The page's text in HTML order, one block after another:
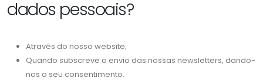
dados pessoais?
Através do nosso website;
Quando subscreve o envio das nossas newsletters, dando-
nos o seu consentimento.